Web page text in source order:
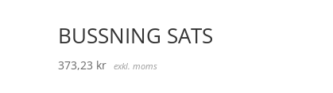
BUSSNING SATS
373,23 kr exkl. moms